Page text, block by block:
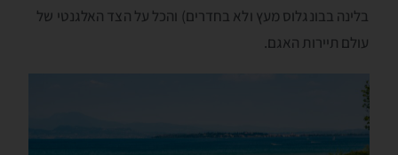
בלינה בבונגלוס מעץ ולא בחדרים) והכל על הצד האלגנטי של
עולם תיירות האגם.